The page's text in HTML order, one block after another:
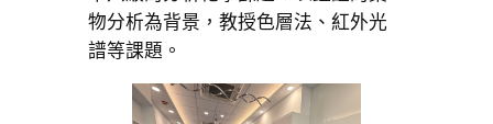
物分析為背景，教授色層法、紅外光
譜等課題。